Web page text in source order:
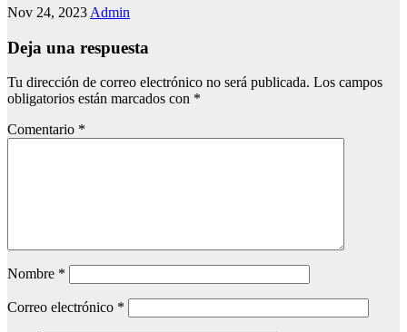
Nov 24, 2023 Admin
Deja una respuesta
Tu dirección de correo electrónico no será publicada. Los campos
obligatorios están marcados con *
Comentario *
Nombre *
Correo electrónico *